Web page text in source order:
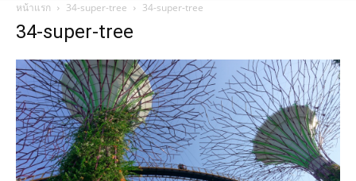
หน้าแรก 34-super-tree 34-super-tree
34-super-tree